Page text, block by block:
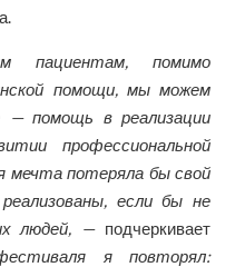
помимо
помощи, мы можем
— помощь в реализации
профессиональной
мечта потеряла бы свой
если бы не
людей, — подчеркивает
я повторял: